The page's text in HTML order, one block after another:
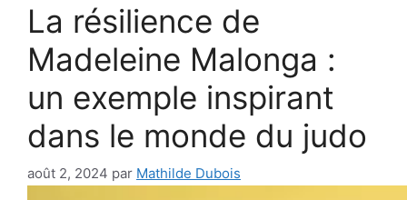
La résilience de
Madeleine Malonga :
un exemple inspirant
dans le monde du judo
août 2, 2024 par Mathilde Dubois